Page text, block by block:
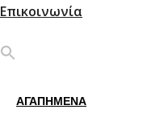
Επικοινωνία
ΑΓΑΠΗΜΕΝΑ